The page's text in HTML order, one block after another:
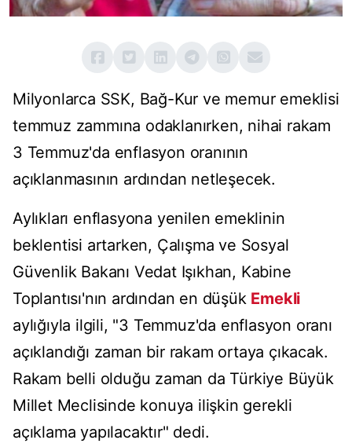
Milyonlarca SSK, Bağ-Kur ve memur emeklisi
temmuz zammına odaklanırken, nihai rakam
3 Temmuz'da enflasyon oranının
açıklanmasının ardından netleşecek.
Aylıkları enflasyona yenilen emeklinin
beklentisi artarken, Çalışma ve Sosyal
Güvenlik Bakanı Vedat Işıkhan, Kabine
Toplantısı'nın ardından en düşük Emekli
aylığıyla ilgili, "3 Temmuz'da enflasyon oranı
açıklandığı zaman bir rakam ortaya çıkacak.
Rakam belli olduğu zaman da Türkiye Büyük
Millet Meclisinde konuya ilişkin gerekli
açıklama yapılacaktır" dedi.